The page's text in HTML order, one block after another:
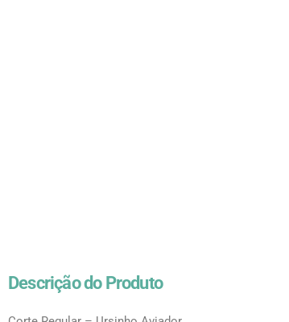
Descrição do Produto